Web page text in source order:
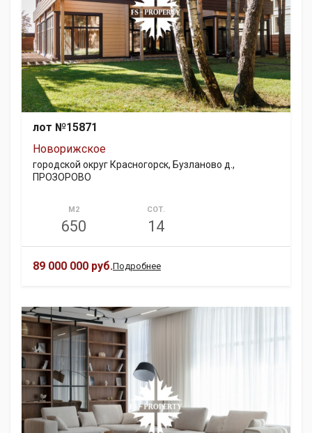
лот №15871
Новорижское
городской округ Красногорск, Бузланово д.,
ПРОЗОРОВО
М2
650
СОТ.
14
89 000 000 руб.Подробнее